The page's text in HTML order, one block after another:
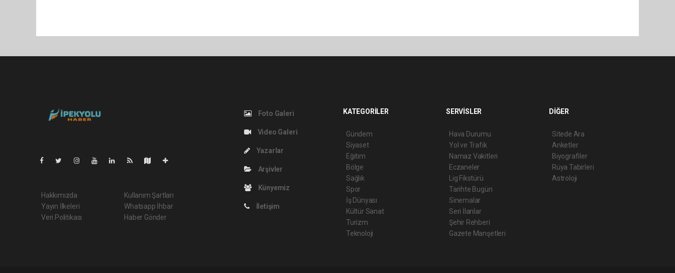
Hakkımızda
Yayın İlkeleri
Veri Politikası
Kullanım Şartları
Whatsapp İhbar
Haber Gönder
Foto Galeri
Video Galeri
Yazarlar
Arşivler
Künyemiz
İletişim
KATEGORİLER
Gündem
Siyaset
Eğitim
Bölge
Sağlık
Spor
İş Dünyası
Kültür Sanat
Turizm
Teknoloji
SERVİSLER
Hava Durumu
Yol ve Trafik
Namaz Vakitleri
Eczaneler
Lig Fikstürü
Tarihte Bugün
Sinemalar
Seri İlanlar
Şehir Rehberi
Gazete Manşetleri
DİĞER
Sitede Ara
Anketler
Biyografiler
Rüya Tabirleri
Astroloji